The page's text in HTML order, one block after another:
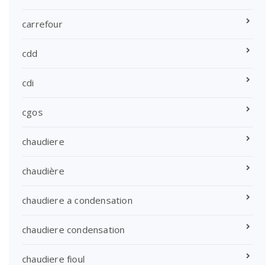
carrefour
cdd
cdi
cgos
chaudiere
chaudière
chaudiere a condensation
chaudiere condensation
chaudiere fioul